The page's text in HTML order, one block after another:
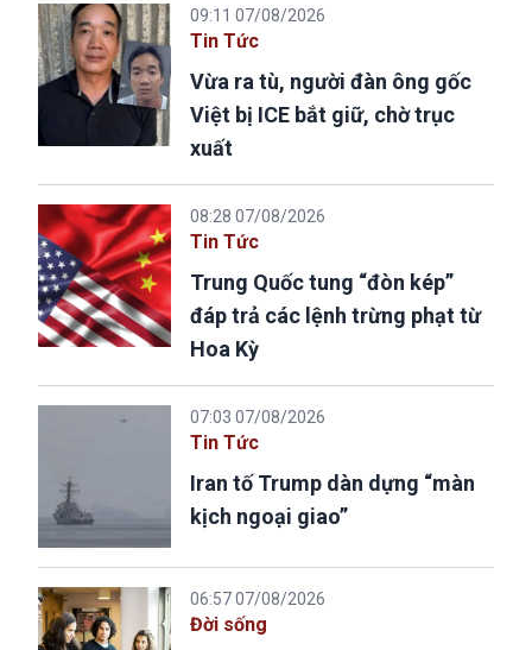
09:11 07/08/2026
Tin Tức
Vừa ra tù, người đàn ông gốc
Việt bị ICE bắt giữ, chờ trục
xuất
08:28 07/08/2026
Tin Tức
Trung Quốc tung “đòn kép”
đáp trả các lệnh trừng phạt từ
Hoa Kỳ
07:03 07/08/2026
Tin Tức
Iran tố Trump dàn dựng “màn
kịch ngoại giao”
06:57 07/08/2026
Đời sống